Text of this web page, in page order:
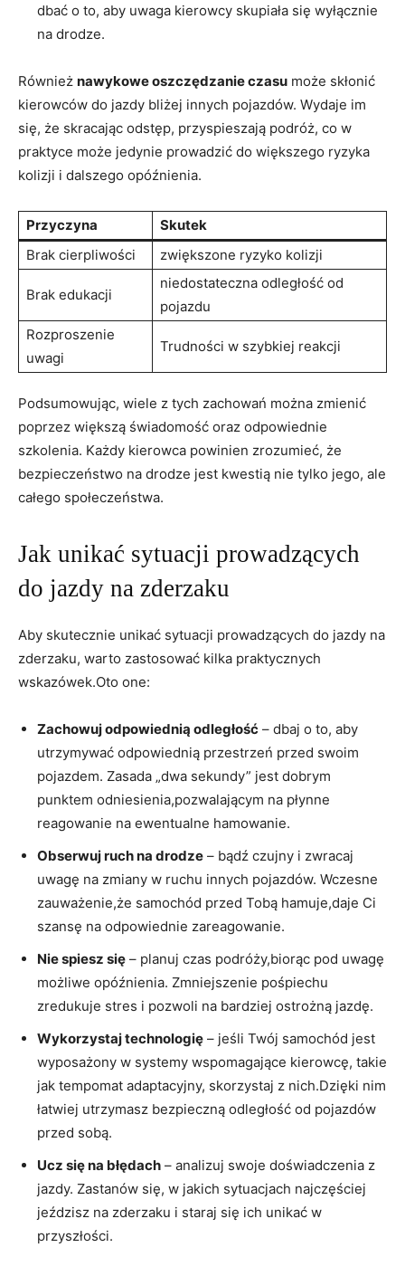
dbać o to, aby uwaga kierowcy skupiała się wyłącznie
na drodze.
Również nawykowe oszczędzanie czasu może skłonić
kierowców do jazdy bliżej innych pojazdów. Wydaje im
się, że skracając odstęp, przyspieszają podróż, co w
praktyce może jedynie prowadzić do większego ryzyka
kolizji i dalszego opóźnienia.
Przyczyna
Skutek
Brak cierpliwości
zwiększone ryzyko kolizji
Brak edukacji
niedostateczna odległość od
pojazdu
Rozproszenie
uwagi
Trudności w szybkiej reakcji
Podsumowując, wiele z tych zachowań można zmienić
poprzez większą świadomość oraz odpowiednie
szkolenia. Każdy kierowca powinien zrozumieć, że
bezpieczeństwo na drodze jest kwestią nie tylko jego, ale
całego społeczeństwa.
Jak unikać sytuacji prowadzących
do jazdy na zderzaku
Aby skutecznie unikać sytuacji prowadzących do jazdy na
zderzaku, warto zastosować kilka praktycznych
wskazówek.Oto one:
Zachowuj odpowiednią odległość – dbaj o to, aby
utrzymywać odpowiednią przestrzeń przed swoim
pojazdem. Zasada „dwa sekundy” jest dobrym
punktem odniesienia,pozwalającym na płynne
reagowanie na ewentualne hamowanie.
Obserwuj ruch na drodze – bądź czujny i zwracaj
uwagę na zmiany w ruchu innych pojazdów. Wczesne
zauważenie,że samochód przed Tobą hamuje,daje Ci
szansę na odpowiednie zareagowanie.
Nie spiesz się – planuj czas podróży,biorąc pod uwagę
możliwe opóźnienia. Zmniejszenie pośpiechu
zredukuje stres i pozwoli na bardziej ostrożną jazdę.
Wykorzystaj technologię – jeśli Twój samochód jest
wyposażony w systemy wspomagające kierowcę, takie
jak tempomat adaptacyjny, skorzystaj z nich.Dzięki nim
łatwiej utrzymasz bezpieczną odległość od pojazdów
przed sobą.
Ucz się na błędach – analizuj swoje doświadczenia z
jazdy. Zastanów się, w jakich sytuacjach najczęściej
jeździsz na zderzaku i staraj się ich unikać w
przyszłości.